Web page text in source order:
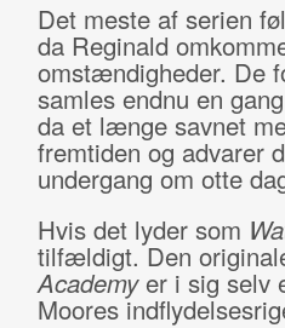
Det meste af serien
da Reginald
omstændigheder. De
samles endnu en
da et længe savnet
fremtiden og advarer
undergang om otte
Hvis det lyder som
tilfældigt. Den
Academyer i sig selv
Moores